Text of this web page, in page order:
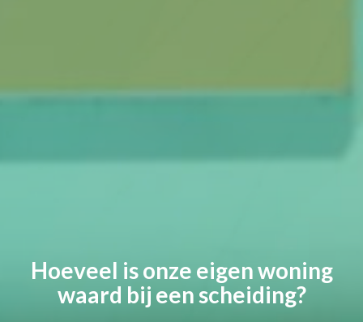
Hoeveel is onze eigen woning
waard bij een scheiding?